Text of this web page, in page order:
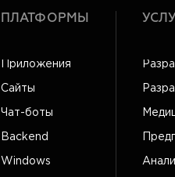
ПЛАТФОРМЫ
Приложения
Сайты
Чат-боты
Backend
Windows